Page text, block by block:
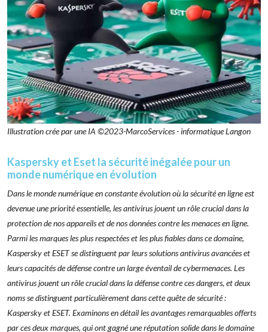
Illustration crée par une IA ©2023-MarcoServices - informatique Langon
Kaspersky et Eset la sécurité inégalée pour un
monde numérique en évolution
Dans le monde numérique en constante évolution où la sécurité en ligne est
devenue une priorité essentielle, les antivirus jouent un rôle crucial dans la
protection de nos appareils et de nos données contre les menaces en ligne.
Parmi les marques les plus respectées et les plus fiables dans ce domaine,
Kaspersky et ESET se distinguent par leurs solutions antivirus avancées et
leurs capacités de défense contre un large éventail de cybermenaces. Les
antivirus jouent un rôle crucial dans la défense contre ces dangers, et deux
noms se distinguent particulièrement dans cette quête de sécurité :
Kaspersky et ESET. Examinons en détail les avantages remarquables offerts
par ces deux marques, qui ont gagné une réputation solide dans le domaine